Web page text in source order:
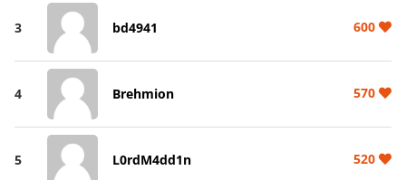
3 bd4941 600
4 Brehmion 570
5 L0rdM4dd1n 520